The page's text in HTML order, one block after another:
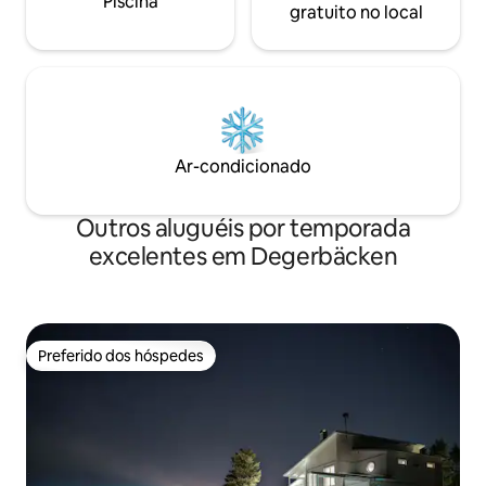
gratuito no local
Ar-condicionado
Outros aluguéis por temporada
excelentes em Degerbäcken
Preferido dos hóspedes
Preferido dos hóspedes